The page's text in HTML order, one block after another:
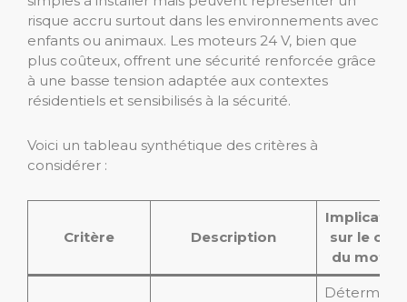
risque accru surtout dans les environnements avec
enfants ou animaux. Les moteurs 24 V, bien que
plus coûteux, offrent une sécurité renforcée grâce
à une basse tension adaptée aux contextes
résidentiels et sensibilisés à la sécurité.
Voici un tableau synthétique des critères à
considérer :
Critère Description
sur le
du
Détermine